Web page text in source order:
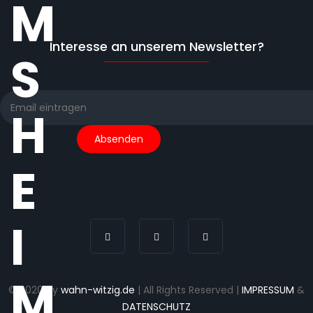
M
S
H
E
I
Interesse an unserem Newsletter?
© 2020 by wahn-witzig.de | All Rights Reserved | IMPRESSUM &
DATENSCHUTZ